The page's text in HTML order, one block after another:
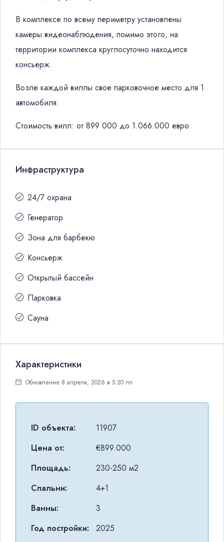
В комплексе по всему периметру установлены
камеры видеонаблюдения, помимо этого, на
территории комплекса круглосуточно находится
консьерж.
Возле каждой виллы свое парковочное место для 1
автомобиля.
Стоимость вилл: от 899 000 до 1.066.000 евро.
Инфраструктура
24/7 охрана
Генератор
Зона для барбекю
Консьерж
Открытый бассейн
Парковка
Сауна
Характеристики
Обновление 8 апреля, 2026 в 5:20 пп
ID объекта:
11907
Цена от:
€899.000
Площадь:
230-250 м2
Спальни:
4+1
Ванны:
3
Год постройки:
2025